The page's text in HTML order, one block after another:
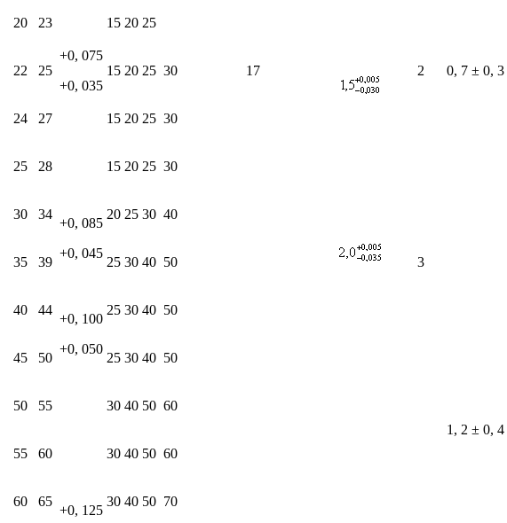
+0, 075
+0, 035
2 0, 7 ± 0, 3
20 23 15 20 25
22 25 15 20 25 30 17
24 27 15 20 25 30
25 28 15 20 25 30
30 34
+0, 085
+0, 045
20 25 30 40
3
1, 2 ± 0, 4
35 39 25 30 40 50
40 44
+0, 100
+0, 050
25 30 40 50
45 50 25 30 40 50
50 55
+0, 125
30 40 50 60
55 60 30 40 50 60
60 65 30 40 50 70